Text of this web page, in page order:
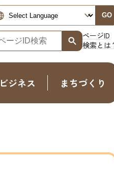
GO
ページID
検索とは
ジネス まちづくり